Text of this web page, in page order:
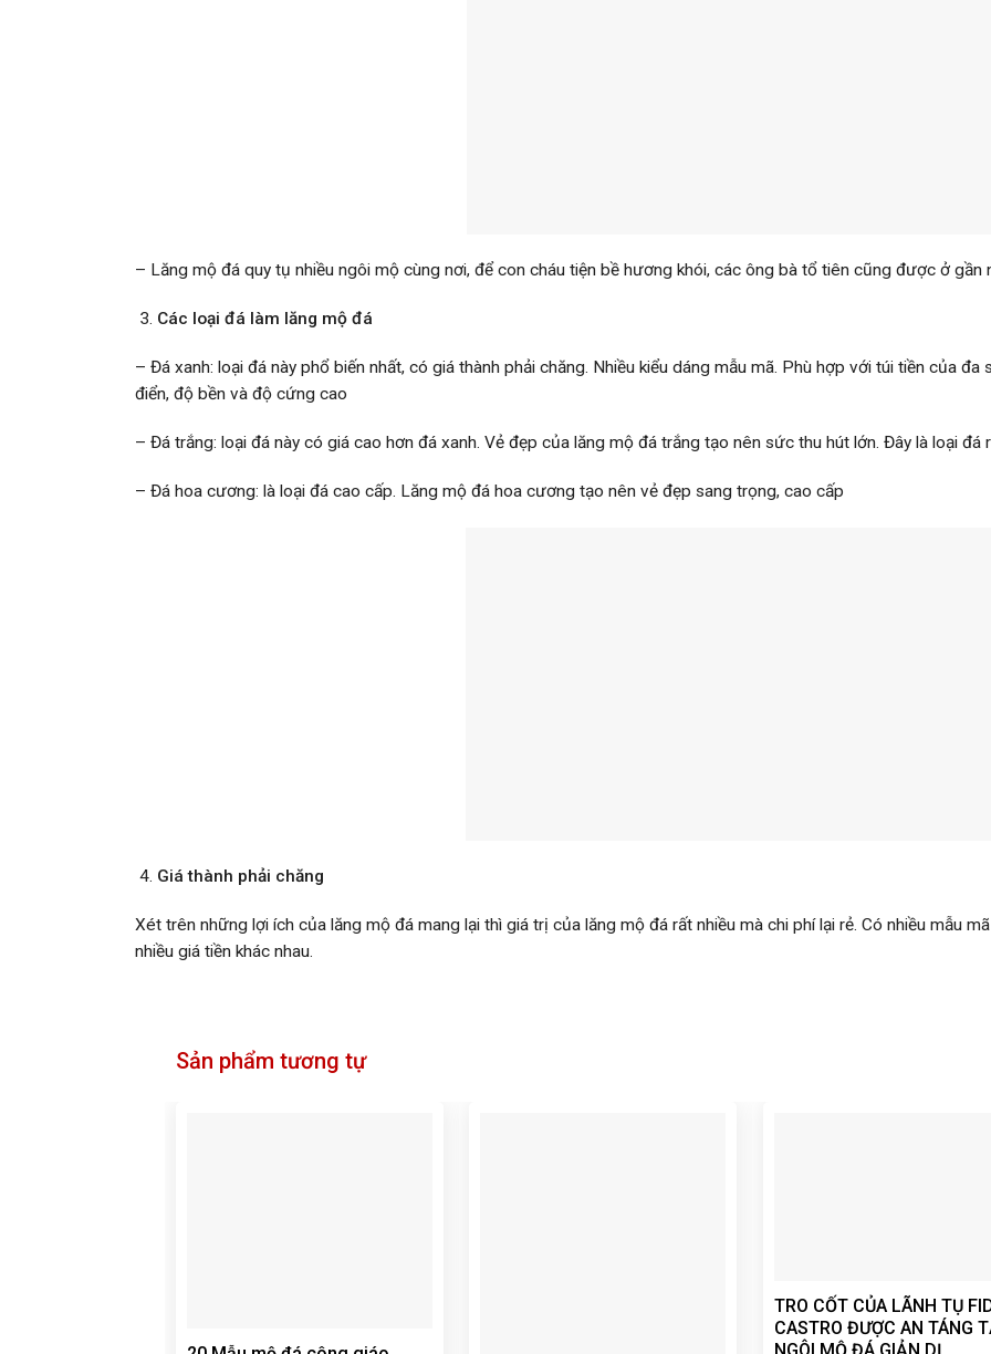
– Lăng mộ đá quy tụ nhiều ngôi mộ cùng nơi, để con cháu tiện bề hương khói, các ông bà tổ tiên cũng được ở gần
Các loại đá làm lăng mộ đá
– Đá xanh: loại đá này phổ biến nhất, có giá thành phải chăng. Nhiều kiểu dáng mẫu mã. Phù hợp với túi tiền của
điển, độ bền và độ cứng cao
– Đá trắng: loại đá này có giá cao hơn đá xanh. Vẻ đẹp của lăng mộ đá trắng tạo nên sức thu hút lớn. Đây là loại đá
– Đá hoa cương: là loại đá cao cấp. Lăng mộ đá hoa cương tạo nên vẻ đẹp sang trọng, cao cấp
Giá thành phải chăng
Xét trên những lợi ích của lăng mộ đá mang lại thì giá trị của lăng mộ đá rất nhiều mà chi phí lại rẻ. Có nhiều mẫu
nhiều giá tiền khác nhau.
Sản phẩm tương tự
TRO CỐT CỦA LÃNH TỤ
CASTRO ĐƯỢC AN TÁNG